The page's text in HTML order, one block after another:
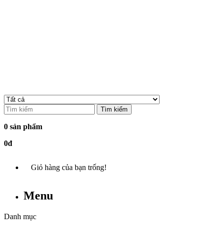
Tìm kiếm
0 sản phẩm
0đ
Giỏ hàng của bạn trống!
Menu
Danh mục